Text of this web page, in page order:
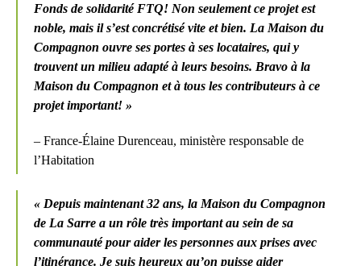
Fonds de solidarité FTQ! Non seulement ce projet est
noble, mais il s’est concrétisé vite et bien. La Maison du
Compagnon ouvre ses portes à ses locataires, qui y
trouvent un milieu adapté à leurs besoins. Bravo à la
Maison du Compagnon et à tous les contributeurs à ce
projet important! »
– France-Élaine Durenceau, ministère responsable de
l’Habitation
« Depuis maintenant 32 ans, la Maison du Compagnon
de La Sarre a un rôle très important au sein de sa
communauté pour aider les personnes aux prises avec
l’itinérance. Je suis heureux qu’on puisse aider